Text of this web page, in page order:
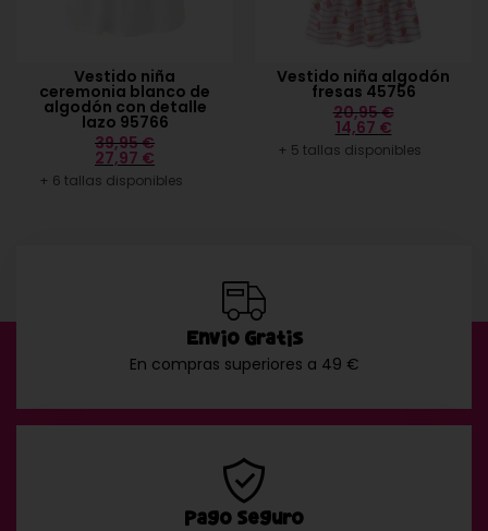
Vestido niña
ceremonia blanco de
algodón con detalle
lazo 95766
39,95€
27,97 €
+ 6 tallas disponibles
Vestido niña algodón
fresas 45756
20,95€
14,67 €
+ 5 tallas disponibles
Envío Gratis
En compras superiores a 49 €
Pago Seguro